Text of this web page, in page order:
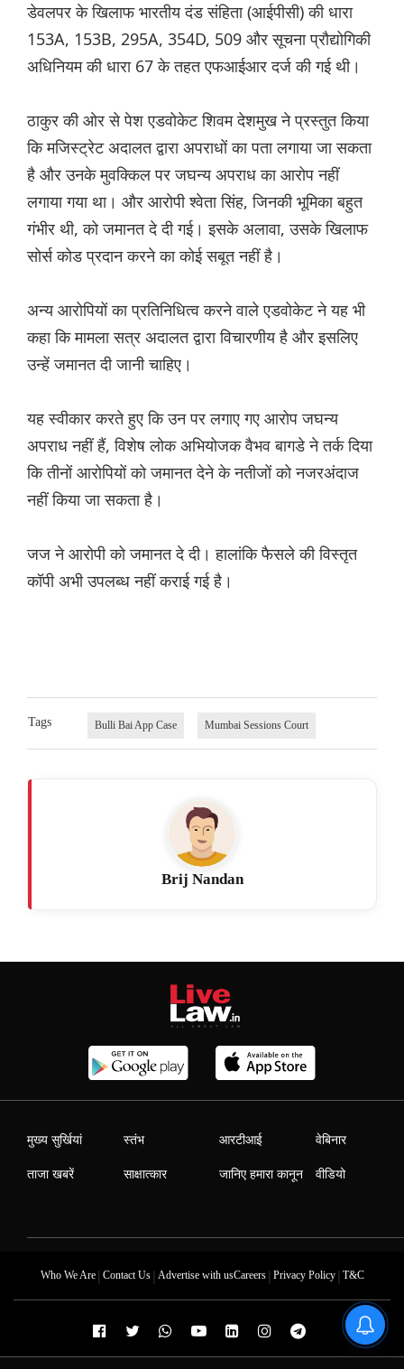
डेवलपर के खिलाफ भारतीय दंड संहिता (आईपीसी) की धारा
153A, 153B, 295A, 354D, 509 और सूचना प्रौद्योगिकी
अधिनियम की धारा 67 के तहत एफआईआर दर्ज की गई थी।
ठाकुर की ओर से पेश एडवोकेट शिवम देशमुख ने प्रस्तुत किया
कि मजिस्ट्रेट अदालत द्वारा अपराधों का पता लगाया जा सकता
है और उनके मुवक्किल पर जघन्य अपराध का आरोप नहीं
लगाया गया था। और आरोपी श्वेता सिंह, जिनकी भूमिका बहुत
गंभीर थी, को जमानत दे दी गई। इसके अलावा, उसके खिलाफ
सोर्स कोड प्रदान करने का कोई सबूत नहीं है।
अन्य आरोपियों का प्रतिनिधित्व करने वाले एडवोकेट ने यह भी
कहा कि मामला सत्र अदालत द्वारा विचारणीय है और इसलिए
उन्हें जमानत दी जानी चाहिए।
यह स्वीकार करते हुए कि उन पर लगाए गए आरोप जघन्य
अपराध नहीं हैं, विशेष लोक अभियोजक वैभव बागडे ने तर्क दिया
कि तीनों आरोपियों को जमानत देने के नतीजों को नजरअंदाज
नहीं किया जा सकता है।
जज ने आरोपी को जमानत दे दी। हालांकि फैसले की विस्तृत
कॉपी अभी उपलब्ध नहीं कराई गई है।
Tags Bulli Bai App Case Mumbai Sessions Court
Brij Nandan
मुख्य सुर्खियां
ताजा खबरें
स्तंभ
साक्षात्कार
आरटीआई
जानिए हमारा कानून
वेबिनार
वीडियो
Who We Are| Contact Us| Advertise with usCareers| Privacy Policy| T&C